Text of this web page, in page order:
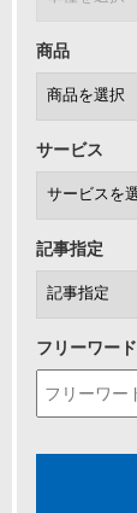
商品
サービス
記事指定
フリーワード